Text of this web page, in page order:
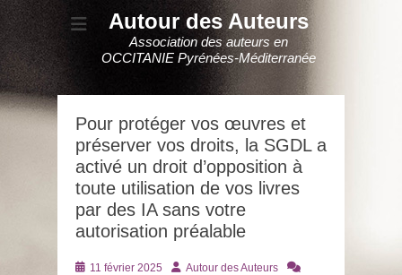
Autour des Auteurs
Association des auteurs en
OCCITANIE Pyrénées-Méditerranée
Pour protéger vos œuvres et
préserver vos droits, la SGDL a
activé un droit d’opposition à
toute utilisation de vos livres
par des IA sans votre
autorisation préalable
Posté11 février 2025 AuteurAutour des Auteurs